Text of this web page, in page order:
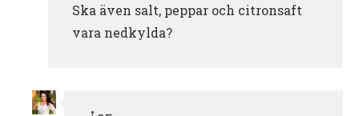
Ska även salt, peppar och citronsaft
vara nedkylda?